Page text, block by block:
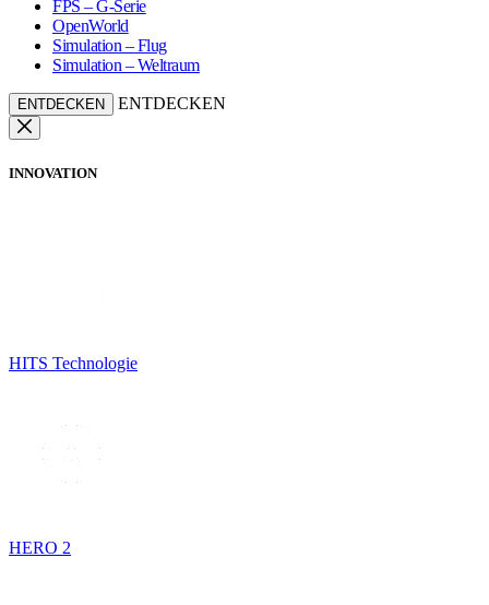
FPS – G-Serie
OpenWorld
Simulation – Flug
Simulation – Weltraum
ENTDECKEN ENTDECKEN
INNOVATION
HITS Technologie
HERO 2